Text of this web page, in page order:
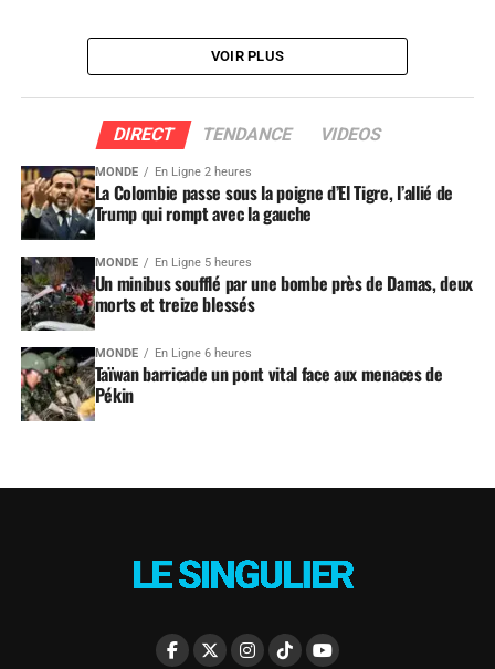
VOIR PLUS
DIRECT TENDANCE VIDEOS
MONDE En Ligne 2 heures
La Colombie passe sous la poigne d’El Tigre, l’allié de
Trump qui rompt avec la gauche
MONDE En Ligne 5 heures
Un minibus soufflé par une bombe près de Damas, deux
morts et treize blessés
MONDE En Ligne 6 heures
Taïwan barricade un pont vital face aux menaces de
Pékin